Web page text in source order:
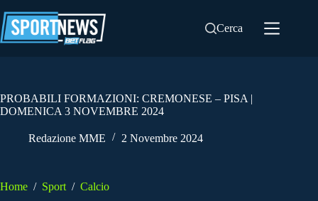
al
contenuto
Cerca
PROBABILI FORMAZIONI: CREMONESE – PISA |
DOMENICA 3 NOVEMBRE 2024
Redazione MME 2 Novembre 2024
Home / Sport / Calcio